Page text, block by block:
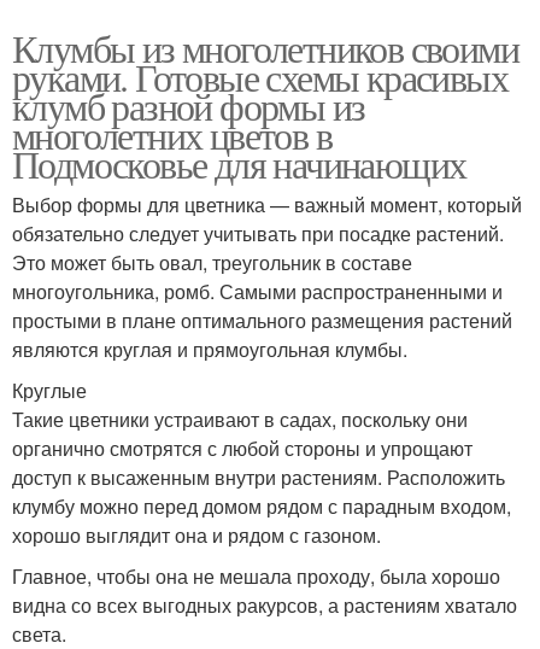
Клумбы из многолетников своими
руками. Готовые схемы красивых
клумб разной формы из
многолетних цветов в
Подмосковье для начинающих
Выбор формы для цветника — важный момент, который
обязательно следует учитывать при посадке растений.
Это может быть овал, треугольник в составе
многоугольника, ромб. Самыми распространенными и
простыми в плане оптимального размещения растений
являются круглая и прямоугольная клумбы.
Круглые
Такие цветники устраивают в садах, поскольку они
органично смотрятся с любой стороны и упрощают
доступ к высаженным внутри растениям. Расположить
клумбу можно перед домом рядом с парадным входом,
хорошо выглядит она и рядом с газоном.
Главное, чтобы она не мешала проходу, была хорошо
видна со всех выгодных ракурсов, а растениям хватало
света.